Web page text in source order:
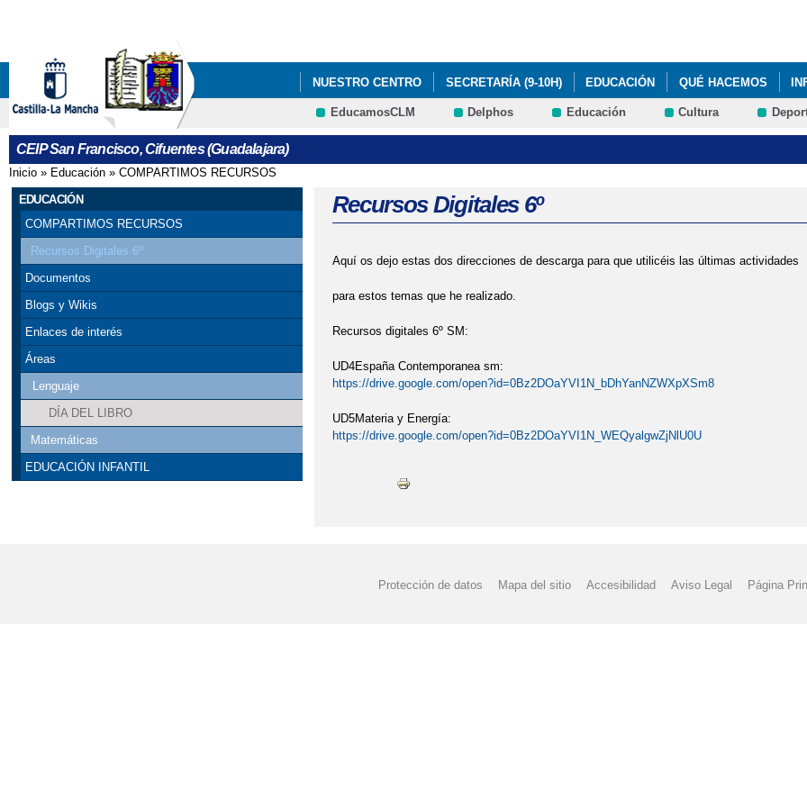
NUESTRO CENTRO SECRETARÍA (9-10H) EDUCACIÓN QUÉ HACEMOS
PREMIOS DÍA DE LA ENSEÑANZA 2018
EducamosCLM Delphos Educación Cultura
CEIP San Francisco, Cifuentes (Guadalajara)
Se encuentra usted aquí
Inicio » Educación » COMPARTIMOS RECURSOS
EDUCACIÓN
COMPARTIMOS RECURSOS
Recursos Digitales 6º
Documentos
Blogs y Wikis
Enlaces de interés
Áreas
Lenguaje
DÍA DEL LIBRO
Matemáticas
EDUCACIÓN INFANTIL
Recursos Digitales 6º
Aquí os dejo estas dos direcciones de descarga para que utilicéis las últimas actividades
para estos temas que he realizado.
Recursos digitales 6º SM:
UD4España Contemporanea sm:
https://drive.google.com/open?id=0Bz2DOaYVI1N_bDhYanNZWXpXSm8
UD5Materia y Energía:
https://drive.google.com/open?id=0Bz2DOaYVI1N_WEQyalgwZjNlU0U
Protección de datos Mapa del sitio Accesibilidad Aviso Legal Página